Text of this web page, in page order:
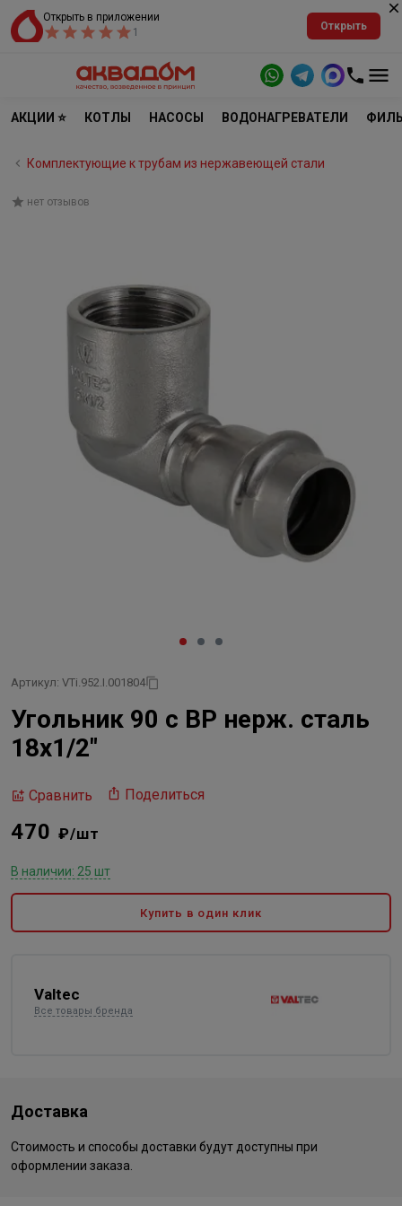
Открыть в приложении
1
Открыть
АКЦИИ ⭐ КОТЛЫ НАСОСЫ ВОДОНАГРЕВАТЕЛИ
Комплектующие к трубам из нержавеющей стали
нет отзывов
Артикул: VTi.952.I.001804
Угольник 90 с ВР нерж. сталь
18х1/2"
Сравнить Поделиться
470 ₽/шт
В наличии: 25 шт
Купить в один клик
Valtec
Все товары бренда
Доставка
Стоимость и способы доставки будут доступны при
оформлении заказа.